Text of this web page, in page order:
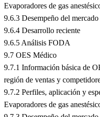
Evaporadores de gas
9.6.3 Desempeño del
9.6.4 Desarrollo reciente
9.6.5 Análisis FODA
9.7 OES Médico
9.7.1 Información básica de
región de ventas y
9.7.2 Perfiles, aplicación y
Evaporadores de gas